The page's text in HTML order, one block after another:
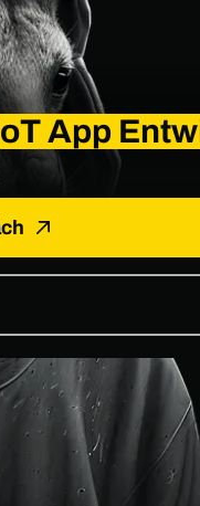
App